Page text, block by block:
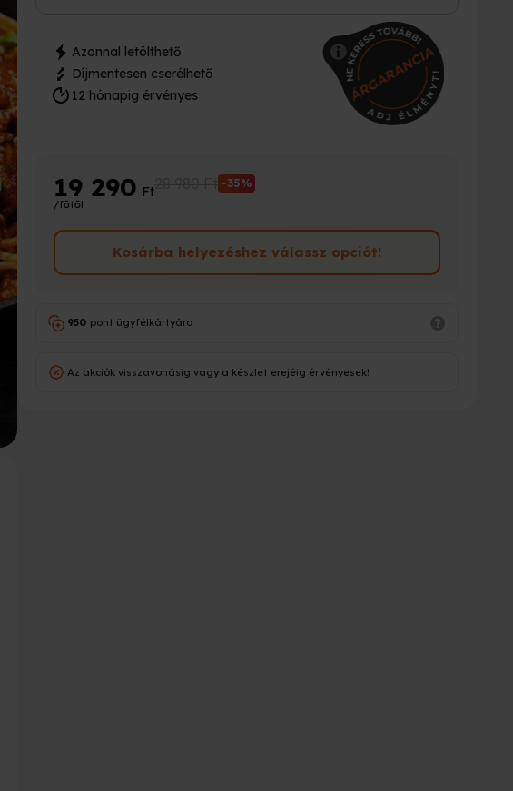
Azonnal letölthető
Díjmentesen cserélhető
12 hónapig érvényes
19 290Ft
-35%
/főtől
Kosárba helyezéshez válassz opciót!
950 pont ügyfélkártyára
Az akciók visszavonásig vagy a készlet erejéig érvényesek!